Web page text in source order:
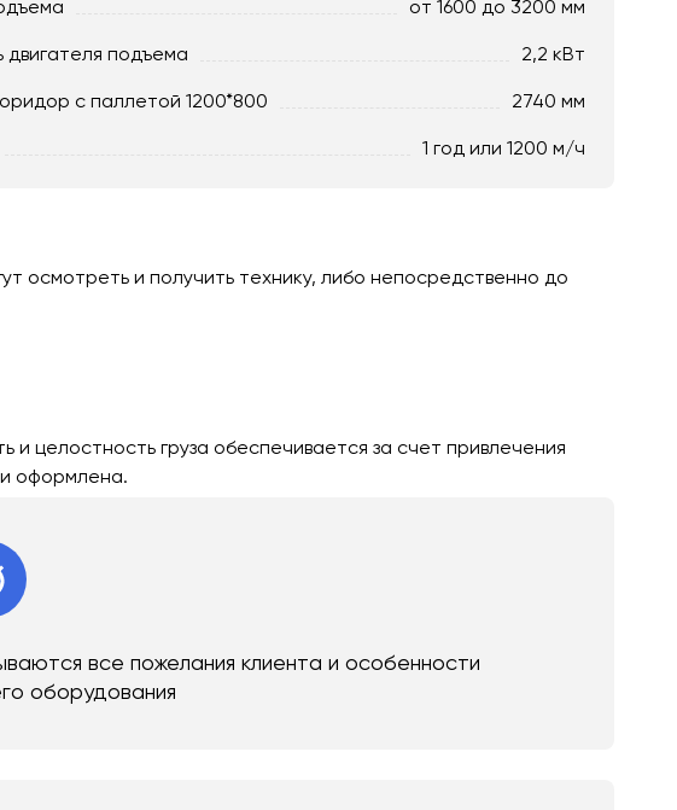
от 1600 до 3200 мм
подъема 2,2 кВт
с паллетой 1200*800 2740 мм
1 год или 1200 м/ч
осмотреть и получить технику, либо непосредственно до
целостность груза обеспечивается за счет привлечения
оформлена.
все пожелания клиента и особенности
оборудования